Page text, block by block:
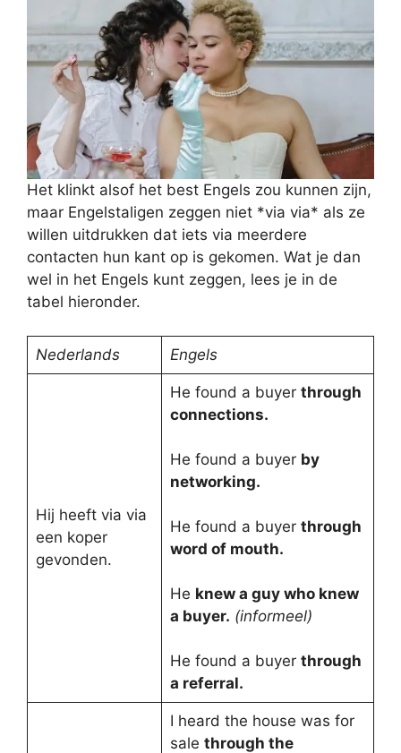
Het klinkt alsof het best Engels zou kunnen zijn,
maar Engelstaligen zeggen niet *via via* als ze
willen uitdrukken dat iets via meerdere
contacten hun kant op is gekomen. Wat je dan
wel in het Engels kunt zeggen, lees je in de
tabel hieronder.
Nederlands Engels
Hij heeft via via
een koper
gevonden.
He found a buyer through
connections.
He found a buyer by
networking.
He found a buyer through
word of mouth.
He knew a guy who knew
a buyer. (informeel)
He found a buyer through
a referral.
I heard the house was for
sale through the